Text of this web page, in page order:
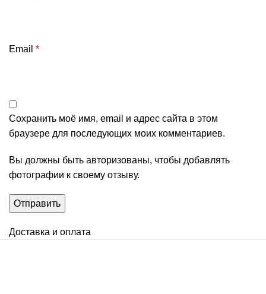
Email *
Сохранить моё имя, email и адрес сайта в этом
браузере для последующих моих комментариев.
Вы должны быть авторизованы, чтобы добавлять
фотографии к своему отзыву.
Доставка и оплата